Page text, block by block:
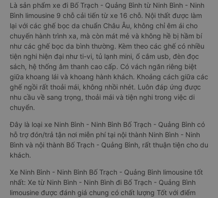
Là sản phẩm xe đi Bố Trạch - Quảng Bình từ Ninh Bình - Ninh
Bình limousine 9 chỗ cải tiến từ xe 16 chỗ. Nội thất được làm
lại với các ghế bọc da chuẩn Châu Âu, không chỉ êm ái cho
chuyến hành trình xa, mà còn mát mẻ và không hề bị hầm bí
như các ghế bọc da bình thường. Kèm theo các ghế có nhiều
tiện nghi hiện đại như ti-vi, tủ lạnh mini, ổ cắm usb, đèn đọc
sách, hệ thống âm thanh cao cấp. Có vách ngăn riêng biệt
giữa khoang lái và khoang hành khách. Khoảng cách giữa các
ghế ngồi rất thoải mái, không nhồi nhét. Luôn đáp ứng được
nhu cầu về sang trọng, thoải mái và tiện nghi trong việc di
chuyển.
Đây là loại xe Ninh Bình - Ninh Bình Bố Trạch - Quảng Bình có
hỗ trợ đón/trả tận nơi miễn phí tại nội thành Ninh Bình - Ninh
Bình và nội thành Bố Trạch - Quảng Bình, rất thuận tiện cho du
khách.
Xe Ninh Bình - Ninh Bình Bố Trạch - Quảng Bình limousine tốt
nhất: Xe từ Ninh Bình - Ninh Bình đi Bố Trạch - Quảng Bình
limousine được đánh giá chung có chất lượng Tốt với điểm